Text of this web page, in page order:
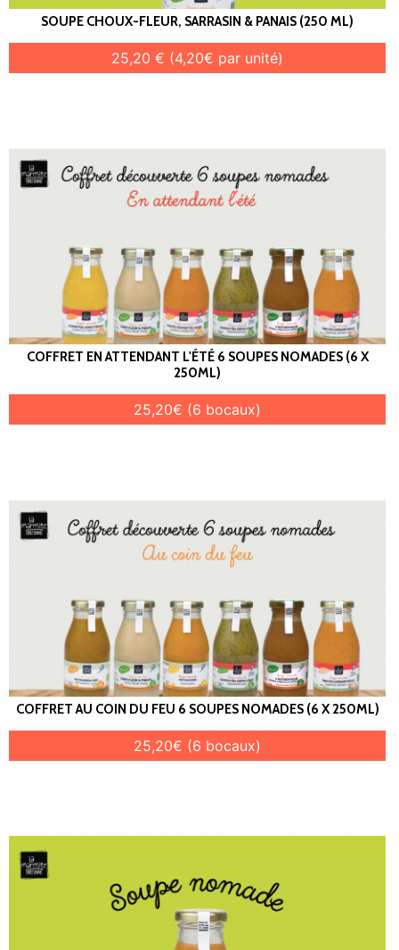
SOUPE CHOUX-FLEUR, SARRASIN & PANAIS (250 ML)
25,20 € (4,20€ par unité)
COFFRET EN ATTENDANT L'ÉTÉ 6 SOUPES NOMADES (6 X
250ML)
25,20€ (6 bocaux)
COFFRET AU COIN DU FEU 6 SOUPES NOMADES (6 X 250ML)
25,20€ (6 bocaux)